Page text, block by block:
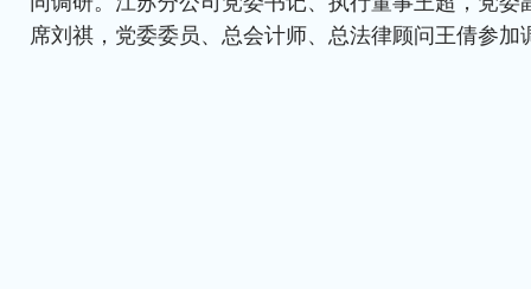
席刘祺，党委委员、总会计师、总法律顾问王倩参加